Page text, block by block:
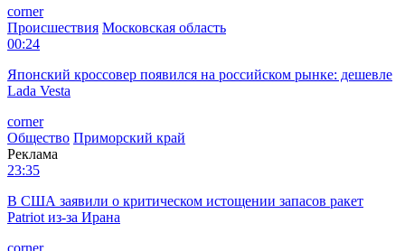
corner
Происшествия Московская область
00:24
Японский кроссовер появился на российском рынке: дешевле
Lada Vesta
corner
Общество Приморский край
Реклама
23:35
В США заявили о критическом истощении запасов ракет
Patriot из-за Ирана
corner